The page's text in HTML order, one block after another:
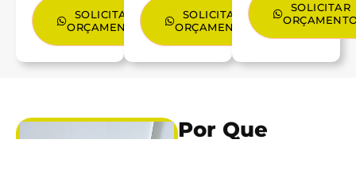
SOLICITAR
ORÇAMENTO
SOLICITAR
ORÇAMENTO
SOLICITAR
Por Que